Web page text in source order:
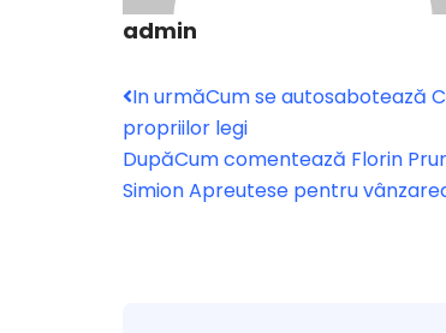
admin
In urmăCum se autosabotează
propriilor legi
DupăCum comentează Florin
Simion Apreutese pentru